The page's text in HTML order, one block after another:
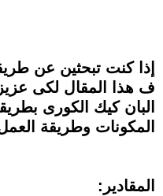
إذا كنت تبحثين عن
ف هذا المقال لكى
البان كيك الكورى
المكونات وطريقة
المقادير: